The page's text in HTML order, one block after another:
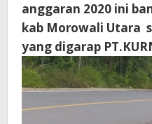
anggaran 2020 ini
kab Morowali Utara
yang digarap